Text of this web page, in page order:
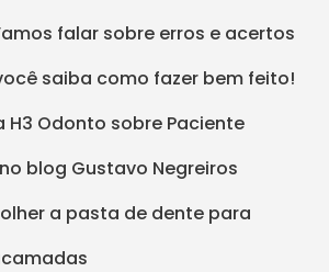
falar sobre erros e acertos
saiba como fazer bem feito!
H3 Odonto sobre Paciente
blog Gustavo Negreiros
a pasta de dente para